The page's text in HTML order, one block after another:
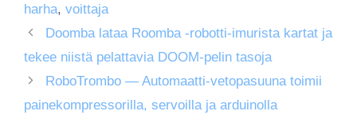
harha, voittaja
Doomba lataa Roomba -robotti-imurista kartat ja
tekee niistä pelattavia DOOM-pelin tasoja
RoboTrombo — Automaatti-vetopasuuna toimii
painekompressorilla, servoilla ja arduinolla